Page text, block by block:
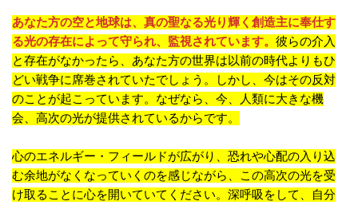
あなた方の空と地球は、真の聖なる光り輝く創造主に奉仕す
る光の存在によって守られ、監視されています。 彼らの介入
と存在がなかったら、あなた方の世界は以前の時代よりもひ
どい戦争に席巻されていたでしょう。しかし、今はその反対
のことが起こっています。なぜなら、今、人類に大きな機
会、高次の光が提供されているからです。
心のエネルギー・フィールドが広がり、恐れや心配の入り込
む余地がなくなっていくのを感じながら、この高次の光を受
け取ることに心を開いていてください。深呼吸をして、自分